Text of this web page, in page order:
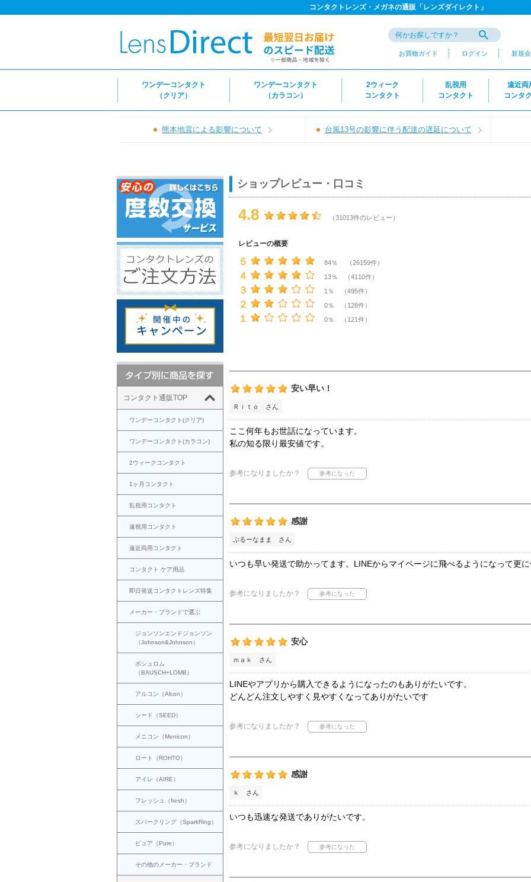
コンタクトレンズ・メガネの通販「レンズダイレクト」
お買物ガイド ログイン 新規
ワンデーコンタクト
（クリア）
ワンデーコンタクト
（カラコン）
2ウィーク
コンタクト
乱視用
コンタクト
遠近両
コンタ
熊本地震による影響について 台風13号の影響に伴う配達の遅延について
コンタクト通販TOP
ワンデーコンタクト(クリア)
ワンデーコンタクト(カラコン)
2ウィークコンタクト
1ヶ月コンタクト
乱視用コンタクト
遠視用コンタクト
遠近両用コンタクト
コンタクト ケア用品
即日発送コンタクトレンズ特集
メーカー・ブランドで選ぶ
ジョンソンエンドジョンソン
（Johnson&Johnson）
ボシュロム
（BAUSCH+LOMB）
アルコン（Alcon）
シード（SEED）
メニコン（Menicon）
ロート（ROHTO）
アイレ（AIRE）
フレッシュ（fresh）
スパークリング（SparkRing）
ピュア（Pure）
その他のメーカー・ブランド
ショップレビュー・口コミ
4.8 （31013件のレビュー）
レビューの概要
５ 84％ （26159件）
４ 13％ （4110件）
３ 1％ （495件）
２ 0％ （128件）
１ 0％ （121件）
安い早い！
Ｒｉｔｏ さん
ここ何年もお世話になっています。
私の知る限り最安値です。
参考になりましたか？
感謝
ぶるーなまま さん
いつも早い発送で助かってます。LINEからマイページに飛べるようになって更に
参考になりましたか？
安心
ｍａｋ さん
LINEやアプリから購入できるようになったのもありがたいです。
どんどん注文しやすく見やすくなってありがたいです
参考になりましたか？
感謝
ｋ さん
いつも迅速な発送でありがたいです。
参考になりましたか？